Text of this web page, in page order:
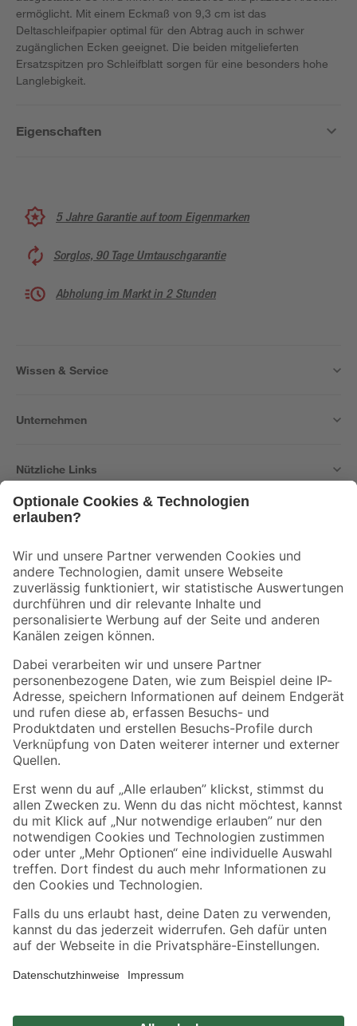
ermöglicht. Mit einem Eckmaß von 9,3 cm ist das
Deltaschleifpapier optimal für den Abtrag auch in schwer
zugänglichen Ecken geeignet. Die beiden mitgelieferten
Ersatzspitzen pro Schleifblatt sorgen für eine besonders hohe
Langlebigkeit.
Eigenschaften
5 Jahre Garantie auf toom Eigenmarken
Sorglos, 90 Tage Umtauschgarantie
Abholung im Markt in 2 Stunden
Wissen & Service
Unternehmen
Nützliche Links
Der toom Newsletter: Keine Angebote und Aktionen mehr verpassen!
Zur Newsletter Anmeldung
Folge uns
Zahlungsarten Versandarten
Sicher einkaufen
Jetzt die toom-App herunterladen
Alle Preisangaben in EUR inkl. gesetzl. MwSt.. Die dargestellten Angebote sind unter
Umständen nicht in allen Märkten verfügbar. Die angegebenen Verfügbarkeiten beziehen
Produkte nur solange der Vorrat reicht.
*Paketversand ab 59 € versandkostenfrei, gilt nicht für Artikel mit Speditionsversand, hier